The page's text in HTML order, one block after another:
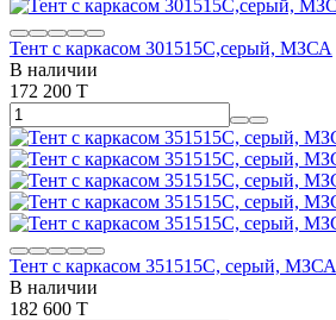
Тент с каркасом 301515С,серый, МЗСА
В наличии
172 200 T
Тент с каркасом 351515С, серый, МЗСА
В наличии
182 600 T